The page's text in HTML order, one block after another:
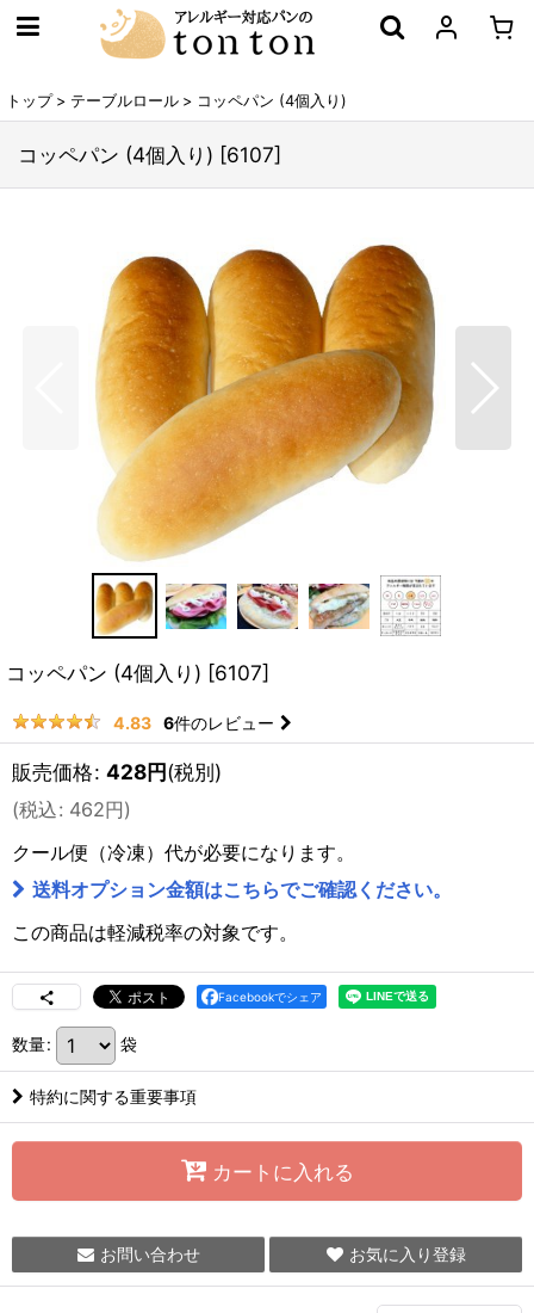
トップ > テーブルロール > コッペパン (4個入り)
コッペパン (4個入り) [6107]
コッペパン (4個入り) [6107]
4.83 6件のレビュー
販売価格: 428円(税別)
(税込: 462円)
クール便（冷凍） 代が必要になります。
送料オプション金額はこちらでご確認ください。
この商品は軽減税率の対象です。
Facebookでシェア
数量: 袋
特約に関する重要事項
カートに入れる
お問い合わせ お気に入り登録